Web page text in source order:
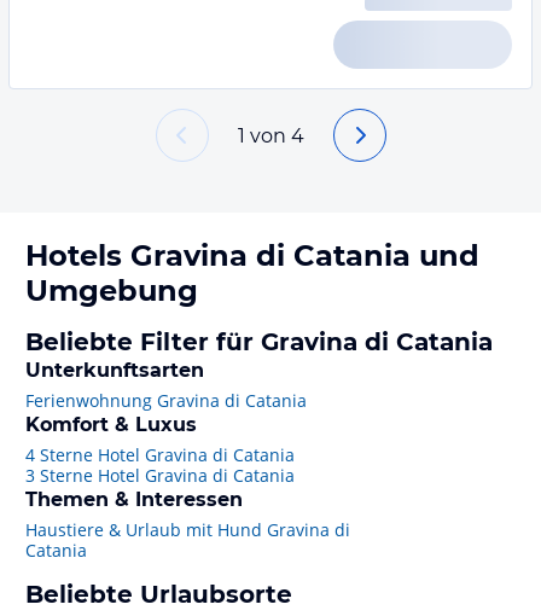
1 von 4
Hotels Gravina di Catania und
Umgebung
Beliebte Filter für Gravina di Catania
Unterkunftsarten
Ferienwohnung Gravina di Catania
Komfort & Luxus
4 Sterne Hotel Gravina di Catania
3 Sterne Hotel Gravina di Catania
Themen & Interessen
Haustiere & Urlaub mit Hund Gravina di
Catania
Beliebte Urlaubsorte